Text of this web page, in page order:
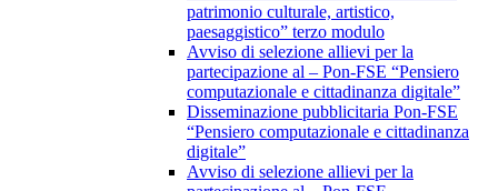
patrimonio culturale, artistico,
paesaggistico” terzo modulo
Avviso di selezione allievi per la
partecipazione al – Pon-FSE “Pensiero
computazionale e cittadinanza digitale”
Disseminazione pubblicitaria Pon-FSE
“Pensiero computazionale e cittadinanza
digitale”
Avviso di selezione allievi per la